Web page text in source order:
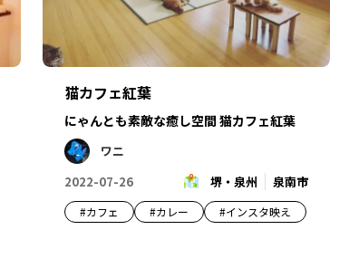
猫カフェ紅葉
にゃんとも素敵な癒し空間 猫カフェ紅葉
ワニ
2022-07-26
堺・泉州 泉南市
#カフェ #カレー #インスタ映え